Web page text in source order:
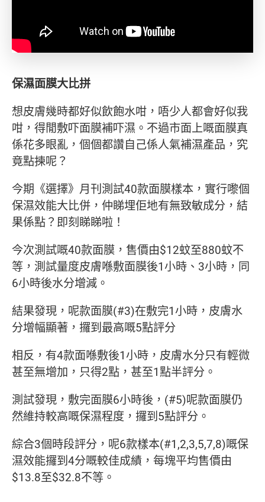
保濕面膜大比拼
想皮膚幾時都好似飲飽水咁，唔少人都會好似我
咁，得閒敷吓面膜補吓濕。不過市面上嘅面膜真
係花多眼亂，個個都讚自己係人氣補濕產品，究
竟點揀呢？
今期《選擇》月刊測試40款面膜樣本，實行嚟個
保濕效能大比併，仲睇埋佢地有無致敏成分，結
果係點？即刻睇睇啦！
今次測試嘅40款面膜，售價由$12蚊至880蚊不
等，測試量度皮膚喺敷面膜後1小時、3小時，同
6小時後水分增減。
結果發現，呢款面膜(#3)在敷完1小時，皮膚水
分增幅顯著，攞到最高嘅5點評分
相反，有4款面喺敷後1小時，皮膚水分只有輕微
甚至無增加，只得2點，甚至1點半評分。
測試發現，敷完面膜6小時後，(#5)呢款面膜仍
然維持較高嘅保濕程度，攞到5點評分。
綜合3個時段評分，呢6款樣本(#1,2,3,5,7,8)嘅保
濕效能攞到4分嘅較佳成績，每塊平均售價由
$13.8至$32.8不等。